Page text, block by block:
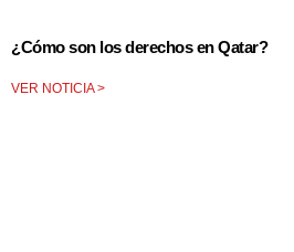
¿Cómo son los derechos en Qatar?
VER NOTICIA >